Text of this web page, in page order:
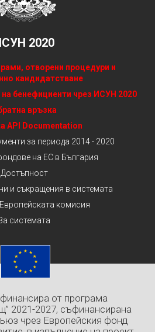
2020
отворени процедури и
кандидатстване
на бенефициенти чрез ИСУН 2020
връзка
API Documentation
за периода 2014 - 2020
на ЕС в България
Достъпност
и съкращения в системата
комисия
системата
от програма
2021-2027, съфинансирана
чрез Европейския фонд